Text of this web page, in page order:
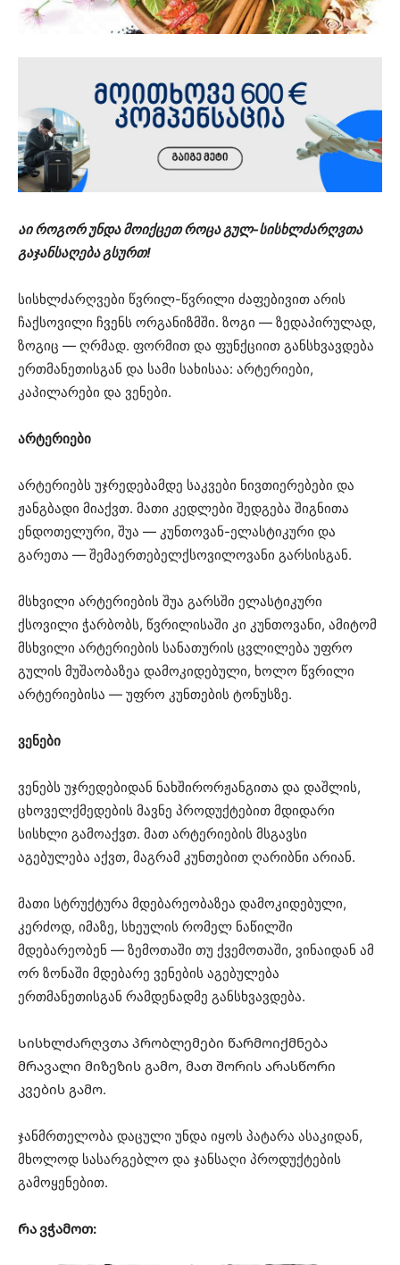
აი როგორ უნდა მოიქცეთ როცა გულ-სისხლძარღვთა
გაჯანსაღება გსურთ!
სისხლძარღვები წვრილ-წვრილი ძაფებივით არის
ჩაქსოვილი ჩვენს ორგანიზმში. ზოგი — ზედაპირულად,
ზოგიც — ღრმად. ფორმით და ფუნქციით განსხვავდება
ერთმანეთისგან და სამი სახისაა: არტერიები,
კაპილარები და ვენები.
არტერიები
არტერიებს უჯრედებამდე საკვები ნივთიერებები და
ჟანგბადი მიაქვთ. მათი კედლები შედგება შიგნითა
ენდოთელური, შუა — კუნთოვან-ელასტიკური და
გარეთა — შემაერთებელქსოვილოვანი გარსისგან.
მსხვილი არტერიების შუა გარსში ელასტიკური
ქსოვილი ჭარბობს, წვრილისაში კი კუნთოვანი, ამიტომ
მსხვილი არტერიების სანათურის ცვლილება უფრო
გულის მუშაობაზეა დამოკიდებული, ხოლო წვრილი
არტერიებისა — უფრო კუნთების ტონუსზე.
ვენები
ვენებს უჯრედებიდან ნახშირორჟანგითა და დაშლის,
ცხოველქმედების მავნე პროდუქტებით მდიდარი
სისხლი გამოაქვთ. მათ არტერიების მსგავსი
აგებულება აქვთ, მაგრამ კუნთებით ღარიბნი არიან.
მათი სტრუქტურა მდებარეობაზეა დამოკიდებული,
კერძოდ, იმაზე, სხეულის რომელ ნაწილში
მდებარეობენ — ზემოთაში თუ ქვემოთაში, ვინაიდან ამ
ორ ზონაში მდებარე ვენების აგებულება
ერთმანეთისგან რამდენადმე განსხვავდება.
Სისხლძარღვთა პრობლემები წარმოიქმნება
მრავალი მიზეზის გამო, მათ შორის არასწორი
კვების გამო.
ჯანმრთელობა დაცული უნდა იყოს პატარა ასაკიდან,
მხოლოდ სასარგებლო და ჯანსაღი პროდუქტების
გამოყენებით.
Რა ვჭამოთ: